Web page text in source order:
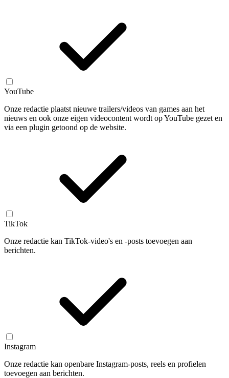
YouTube
Onze redactie plaatst nieuwe trailers/videos van games aan het
nieuws en ook onze eigen videocontent wordt op YouTube gezet en
via een plugin getoond op de website.
TikTok
Onze redactie kan TikTok-video's en -posts toevoegen aan
berichten.
Instagram
Onze redactie kan openbare Instagram-posts, reels en profielen
toevoegen aan berichten.